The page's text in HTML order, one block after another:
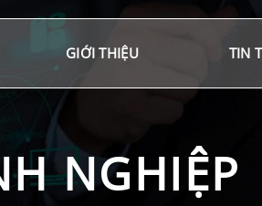
GIỚI THIỆU TIN
NGHIỆP